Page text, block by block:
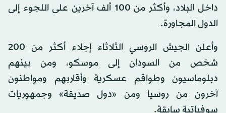
داخل البلاد، وأكثر من 100 ألف آخرين على اللجوء إلى
الدول المجاورة.
وأعلن الجيش الروسي الثلاثاء إجلاء أكثر من 200
شخص من السودان إلى موسكو، ومن بينهم
دبلوماسيون وطواقم عسكرية وأقاربهم ومواطنون
آخرون من روسيا ومن «دول صديقة» وجمهوريات
سوفياتية سابقة.